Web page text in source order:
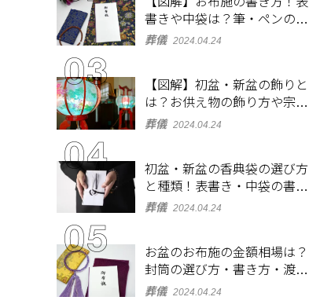
書きや中袋は？筆・ペンのマ
ナーとよくあるQ&A集
葬儀 2024.04.24
【図解】初盆・新盆の飾りと
は？お供え物の飾り方や宗派
ごとの違いを解説！
葬儀 2024.04.24
初盆・新盆の香典袋の選び方
と種類！表書き・中袋の書き
方、お札の入れ方も
葬儀 2024.04.24
お盆のお布施の金額相場は？
封筒の選び方・書き方・渡し
方も解説
葬儀 2024.04.24